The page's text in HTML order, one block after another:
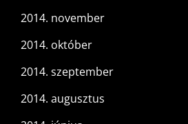
2014. november
2014. október
2014. szeptember
2014. augusztus